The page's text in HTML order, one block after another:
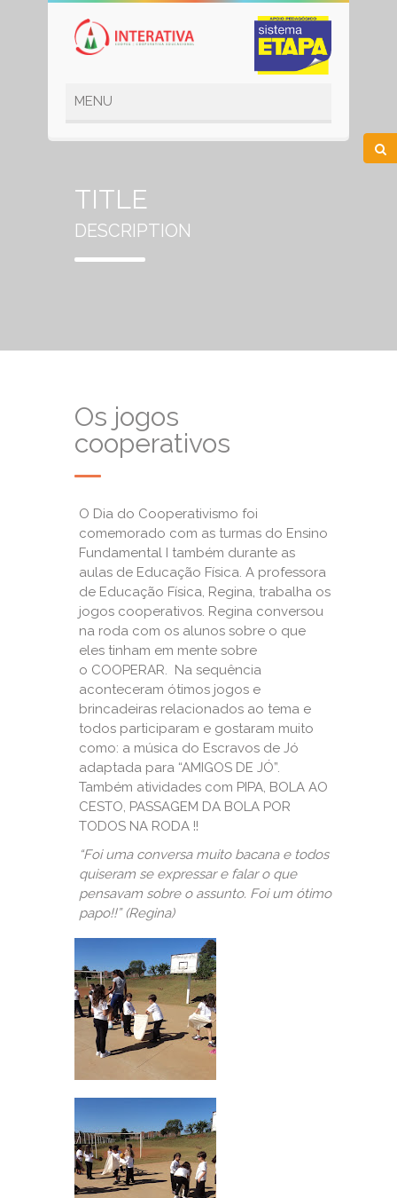
TITLE
DESCRIPTION
Os jogos
cooperativos
O Dia do Cooperativismo foi
comemorado com as turmas do Ensino
Fundamental I também durante as
aulas de Educação Física. A professora
de Educação Física, Regina, trabalha os
jogos cooperativos. Regina conversou
na roda com os alunos sobre o que
eles tinham em mente sobre
o COOPERAR. Na sequência
aconteceram ótimos jogos e
brincadeiras relacionados ao tema e
todos participaram e gostaram muito
como: a música do Escravos de Jó
adaptada para “AMIGOS DE JÓ”.
Também atividades com PIPA, BOLA AO
CESTO, PASSAGEM DA BOLA POR
TODOS NA RODA !!
“Foi uma conversa muito bacana e todos
quiseram se expressar e falar o que
pensavam sobre o assunto. Foi um ótimo
papo!!” (Regina)